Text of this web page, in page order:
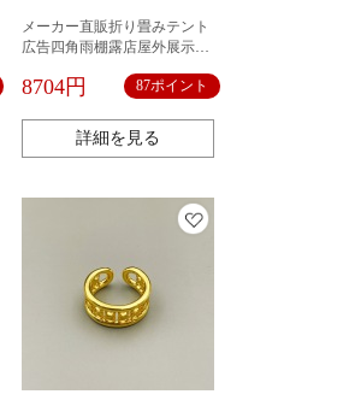
メーカー直販折り畳みテント
広告四角雨棚露店屋外展示日
8704円 87ポイント
詳細を見る